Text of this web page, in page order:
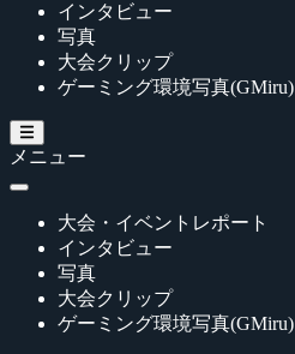
インタビュー
写真
大会クリップ
ゲーミング環境写真(GMiru)
メニュー
大会・イベントレポート
インタビュー
写真
大会クリップ
ゲーミング環境写真(GMiru)